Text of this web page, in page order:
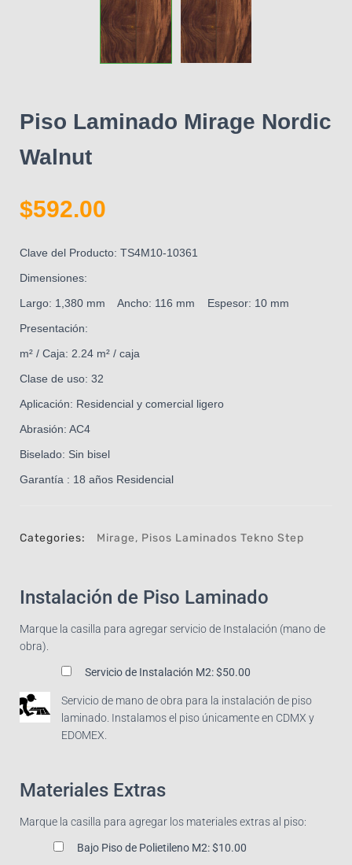
Piso Laminado Mirage Nordic
Walnut
$592.00
Clave del Producto: TS4M10-10361
Dimensiones:
Largo: 1,380 mm Ancho: 116 mm Espesor: 10 mm
Presentación:
m² / Caja: 2.24 m² / caja
Clase de uso: 32
Aplicación: Residencial y comercial ligero
Abrasión: AC4
Biselado: Sin bisel
Garantía : 18 años Residencial
Categories: Mirage, Pisos Laminados Tekno Step
Instalación de Piso Laminado
Marque la casilla para agregar servicio de Instalación (mano de
obra).
Servicio de Instalación M2:$50.00
Servicio de mano de obra para la instalación de piso
laminado. Instalamos el piso únicamente en CDMX y
EDOMEX.
Materiales Extras
Marque la casilla para agregar los materiales extras al piso:
Bajo Piso de Polietileno M2:$10.00